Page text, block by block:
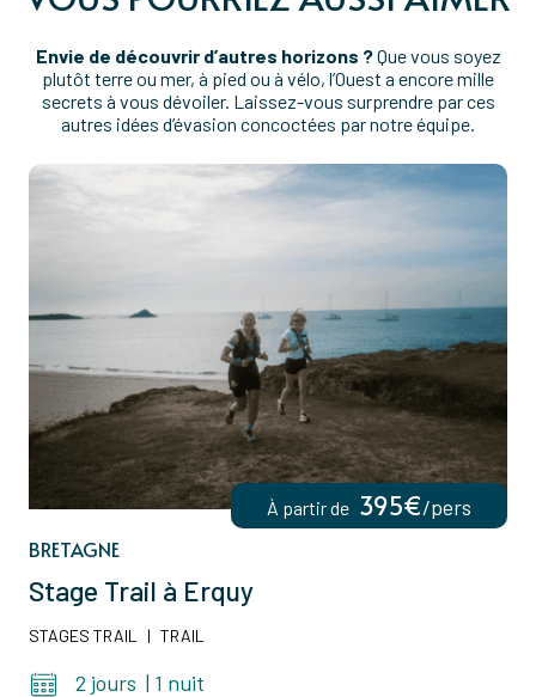
Envie de découvrir d’autres horizons ?Que vous soyez
plutôt terre ou mer, à pied ou à vélo, l’Ouest a encore mille
secrets à vous dévoiler. Laissez-vous surprendre par ces
autres idées d’évasion concoctées par notre équipe.
BRETAGNE
Stage Trail à Erquy
STAGES TRAIL | TRAIL
2 jours | 1 nuit
À partir de 395€/pers